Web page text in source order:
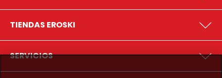
TIENDAS EROSKI
SERVICIOS